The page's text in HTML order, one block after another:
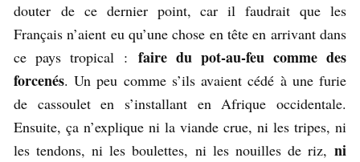
douter de ce dernier point, car il faudrait que les
Français n’aient eu qu’une chose en tête en arrivant dans
ce pays tropical : faire du pot-au-feu comme des
forcenés. Un peu comme s’ils avaient cédé à une furie
de cassoulet en s’installant en Afrique occidentale.
Ensuite, ça n’explique ni la viande crue, ni les tripes, ni
les tendons, ni les boulettes, ni les nouilles de riz, ni